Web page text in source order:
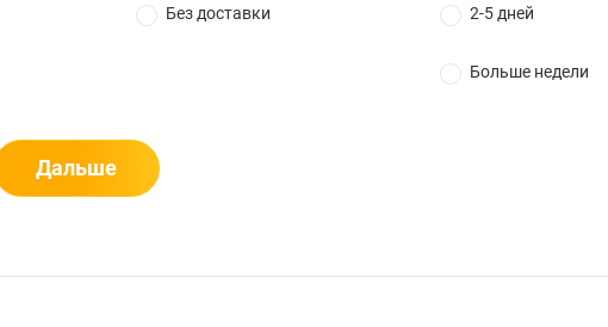
Без доставки 2-5 дней
Больше недели
Дальше